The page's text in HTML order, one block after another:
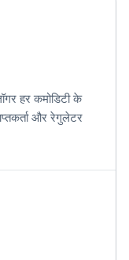
हर कमोडिटी के
और रेगुलेटर